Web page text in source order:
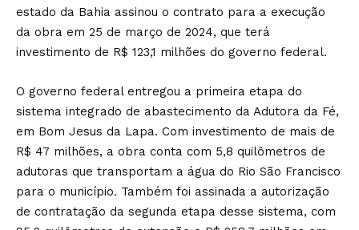
estado da Bahia assinou o contrato para a execução
da obra em 25 de março de 2024, que terá
investimento de R$ 123,1 milhões do governo federal.
O governo federal entregou a primeira etapa do
sistema integrado de abastecimento da Adutora da Fé,
em Bom Jesus da Lapa. Com investimento de mais de
R$ 47 milhões, a obra conta com 5,8 quilômetros de
adutoras que transportam a água do Rio São Francisco
para o município. Também foi assinada a autorização
de contratação da segunda etapa desse sistema, com